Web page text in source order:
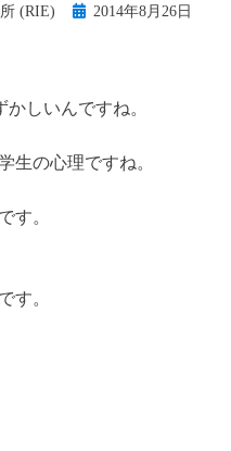
(RIE)
Posted2014年8月26日
しいんですね。
生の心理ですね。
す。
す。